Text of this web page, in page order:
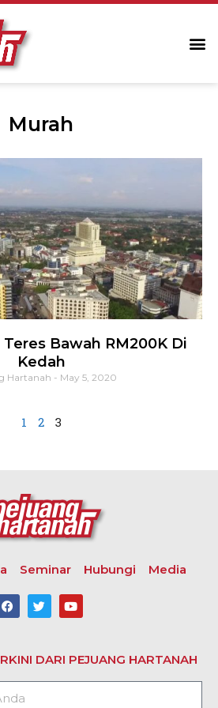
Murah
Teres Bawah RM200K Di
Kedah
Hartanah May 5, 2020
1 2 3
Seminar Hubungi Media
DARI PEJUANG HARTANAH